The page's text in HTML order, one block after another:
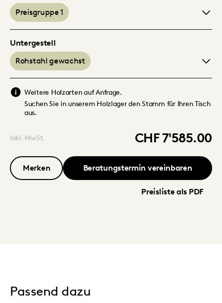
Preisgruppe 1
Untergestell
Rohstahl gewachst
Weitere Holzarten auf Anfrage.
Suchen Sie in unserem Holzlager den Stamm für Ihren Tisch
aus.
Inkl. MwSt. CHF 7'585.00
Beratungstermin vereinbaren
Merken
Preisliste als PDF
Passend dazu